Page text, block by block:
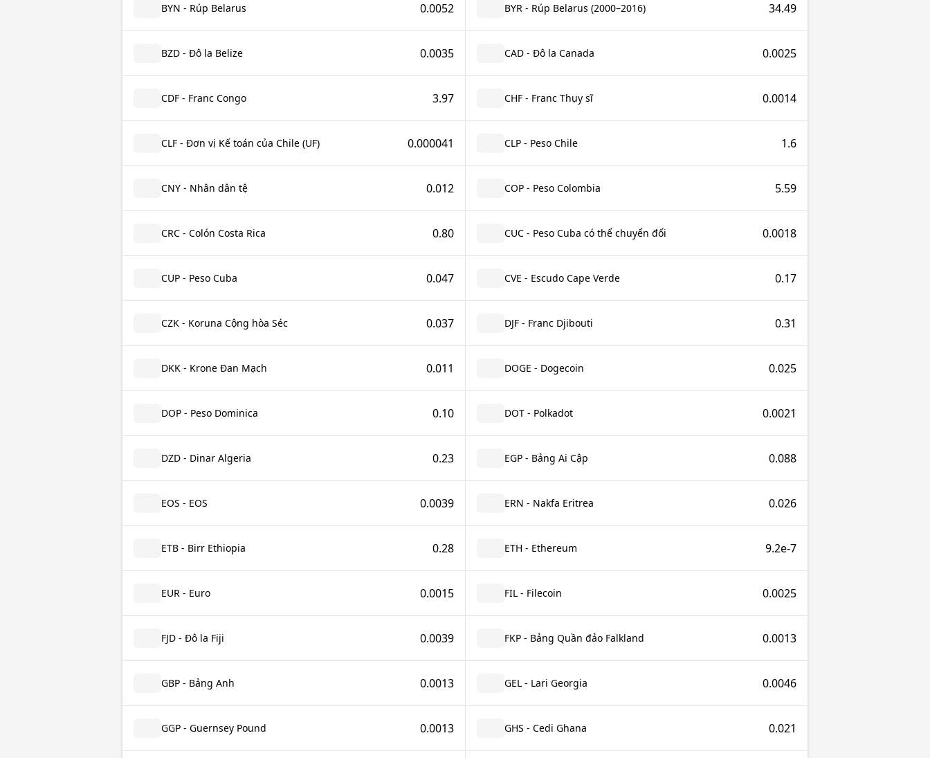
BYN - Rúp Belarus 0.0052 BYR - Rúp Belarus (2000–2016) 34.49
BZD - Đô la Belize 0.0035 CAD - Đô la Canada 0.0025
CDF - Franc Congo 3.97 CHF - Franc Thụy sĩ 0.0014
CLF - Đơn vị Kế toán của Chile (UF) 0.000041 CLP - Peso Chile 1.6
CNY - Nhân dân tệ 0.012 COP - Peso Colombia 5.59
CRC - Colón Costa Rica 0.80 CUC - Peso Cuba có thể chuyển đổi 0.0018
CUP - Peso Cuba 0.047 CVE - Escudo Cape Verde 0.17
CZK - Koruna Cộng hòa Séc 0.037 DJF - Franc Djibouti 0.31
DKK - Krone Đan Mạch 0.011 DOGE - Dogecoin 0.025
DOP - Peso Dominica 0.10 DOT - Polkadot 0.0021
DZD - Dinar Algeria 0.23 EGP - Bảng Ai Cập 0.088
EOS - EOS 0.0039 ERN - Nakfa Eritrea 0.026
ETB - Birr Ethiopia 0.28 ETH - Ethereum 9.2e-7
EUR - Euro 0.0015 FIL - Filecoin 0.0025
FJD - Đô la Fiji 0.0039 FKP - Bảng Quần đảo Falkland 0.0013
GBP - Bảng Anh 0.0013 GEL - Lari Georgia 0.0046
GGP - Guernsey Pound 0.0013 GHS - Cedi Ghana 0.021